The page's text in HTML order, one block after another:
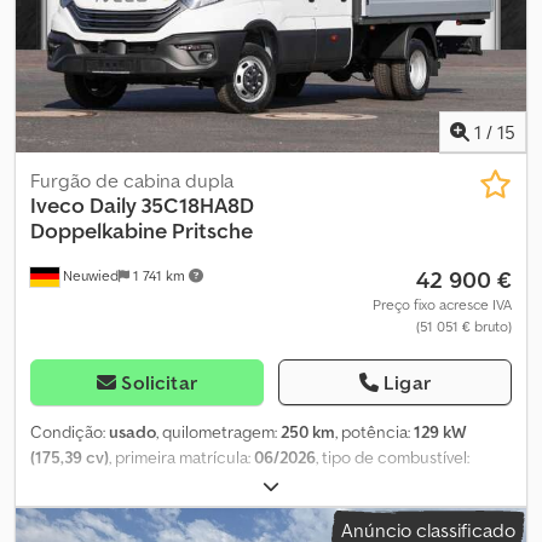
1 / 15
Neuwied 1 741 km
Furgão de cabina dupla
Iveco Daily 35C18HA8D
Doppelkabine Pritsche
42 900 €
Preço fixo acresce IVA
(51 051 € bruto)
Solicitar Ligar
Condição:usado, quilometragem:250 km, potência:129 kW
(175,39 cv), primeira matrícula:06/2026, tipo de combustível:
, tamanho do pneu:
configuração de eixo:4x2, distância entre eixos:3 750 mm, cor:
branco, cabina do condutor:cabina diurna, tipo de engrenagem:
Anúncio classificado